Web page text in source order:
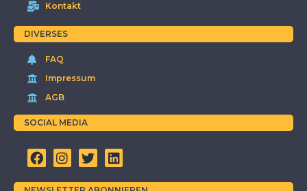
Kontakt
DIVERSES
FAQ
Impressum
AGB
SOCIAL MEDIA